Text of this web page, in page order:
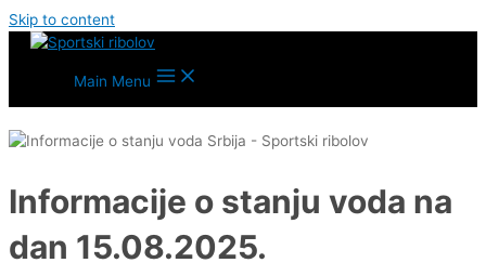
Skip to content
Main Menu
Informacije o stanju voda na
dan 15.08.2025.